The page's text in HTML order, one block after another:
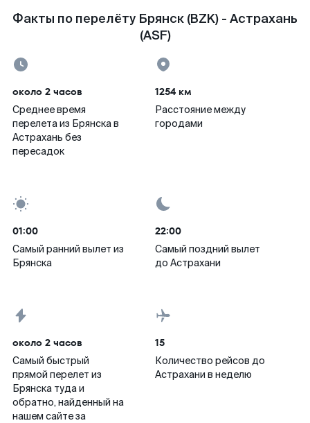
Факты по перелёту Брянск (BZK) - Астрахань
(ASF)
около 2 часов
Среднее время
перелета из Брянска в
Астрахань без
пересадок
1254 км
Расстояние между
городами
01:00
Самый ранний вылет из
Брянска
22:00
Самый поздний вылет
до Астрахани
около 2 часов
Самый быстрый
прямой перелет из
Брянска туда и
обратно, найденный на
нашем сайте за
15
Количество рейсов до
Астрахани в неделю